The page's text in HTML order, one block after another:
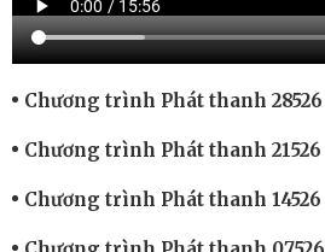
Chương trình Phát thanh 28526
Chương trình Phát thanh 21526
Chương trình Phát thanh 14526